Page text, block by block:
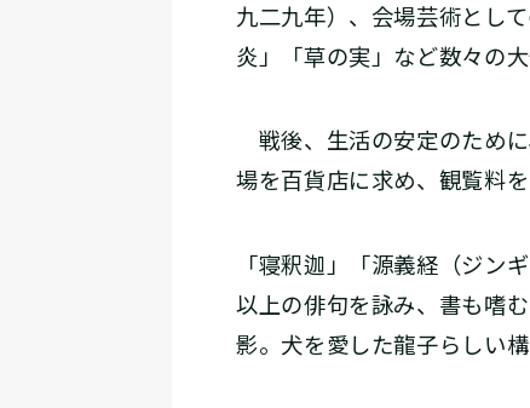
九二九年）、会場芸術とし
炎」「草の実」など数々の
戦後、生活の安定のため
場を百貨店に求め、観覧料
「寝釈迦」「源義経（ジン
以上の俳句を詠み、書も嗜
影。犬を愛した龍子らしい構